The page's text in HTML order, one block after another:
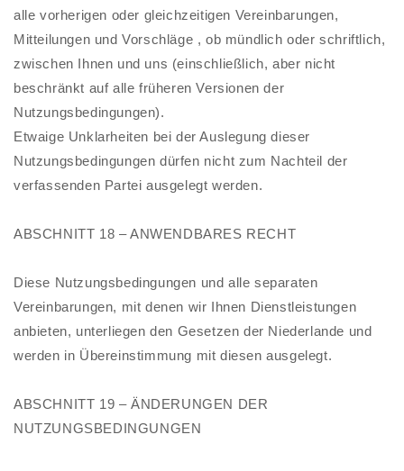
alle vorherigen oder gleichzeitigen Vereinbarungen,
Mitteilungen und Vorschläge , ob mündlich oder schriftlich,
zwischen Ihnen und uns (einschließlich, aber nicht
beschränkt auf alle früheren Versionen der
Nutzungsbedingungen).
Etwaige Unklarheiten bei der Auslegung dieser
Nutzungsbedingungen dürfen nicht zum Nachteil der
verfassenden Partei ausgelegt werden.
ABSCHNITT 18 – ANWENDBARES RECHT
Diese Nutzungsbedingungen und alle separaten
Vereinbarungen, mit denen wir Ihnen Dienstleistungen
anbieten, unterliegen den Gesetzen der Niederlande und
werden in Übereinstimmung mit diesen ausgelegt.
ABSCHNITT 19 – ÄNDERUNGEN DER
NUTZUNGSBEDINGUNGEN